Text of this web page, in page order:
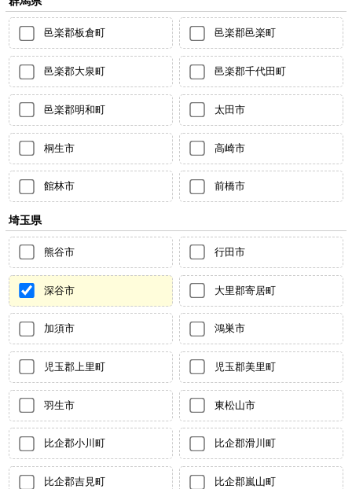
邑楽郡板倉町 邑楽郡邑楽町
邑楽郡大泉町 邑楽郡千代田町
邑楽郡明和町 太田市
桐生市 高崎市
館林市 前橋市
埼玉県
熊谷市 行田市
深谷市 大里郡寄居町
加須市 鴻巣市
児玉郡上里町 児玉郡美里町
羽生市 東松山市
比企郡小川町 比企郡滑川町
比企郡吉見町 比企郡嵐山町